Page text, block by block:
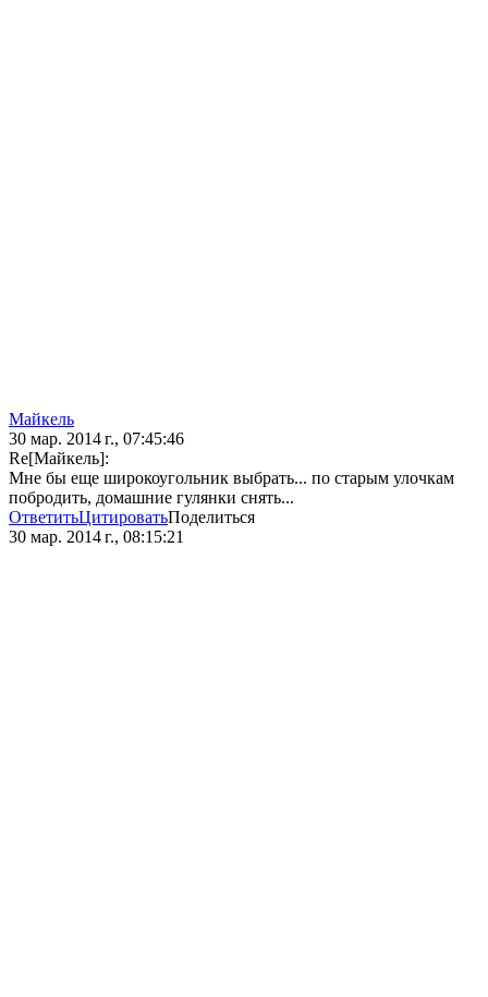
Майкель
30 мар. 2014 г., 07:45:46
Re[Майкель]:
Мне бы еще широкоугольник выбрать... по старым улочкам
побродить, домашние гулянки снять...
ОтветитьЦитироватьПоделиться
30 мар. 2014 г., 08:15:21